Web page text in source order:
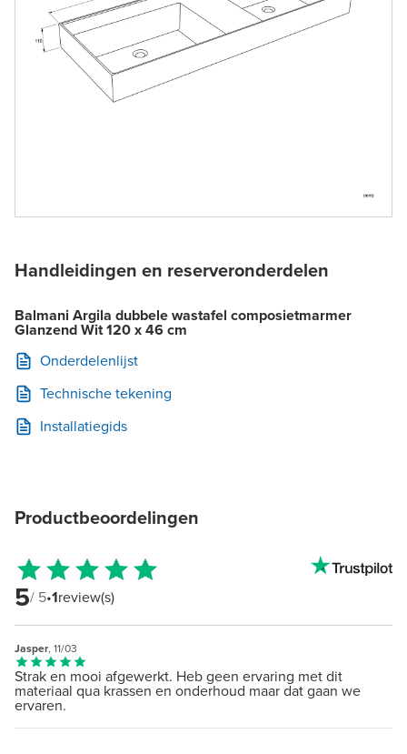
Handleidingen en reserveronderdelen
Balmani Argila dubbele wastafel composietmarmer
Glanzend Wit 120 x 46 cm
Onderdelenlijst
Technische tekening
Installatiegids
Productbeoordelingen
5/ 5•1review(s)
Jasper, 11/03
Strak en mooi afgewerkt. Heb geen ervaring met dit
materiaal qua krassen en onderhoud maar dat gaan we
ervaren.